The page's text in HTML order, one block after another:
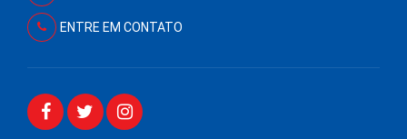
ENTRE EM CONTATO